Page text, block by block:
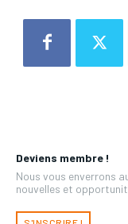
Deviens membre !
Nous vous enverrons
nouvelles et